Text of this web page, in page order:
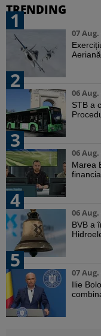
TRENDING
1
07 Aug.
2
06 Aug.
STB a
3
06 Aug.
Marea
4
06 Aug.
BVB a
5
07 Aug.
Ilie